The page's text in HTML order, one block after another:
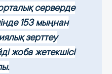
серверде
153 мыңнан
зерттеу
жоба жетекшісі